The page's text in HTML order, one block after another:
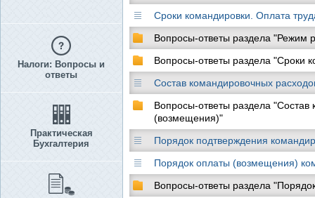
Налоги: Вопросы и
ответы
Практическая
Бухгалтерия
Сроки командировки. Оплата
Вопросы-ответы раздела "Режим
Вопросы-ответы раздела "Сроки
Состав командировочных
Вопросы-ответы раздела "Состав
(возмещения)"
Порядок подтверждения
Порядок оплаты (возмещения)
Вопросы-ответы раздела